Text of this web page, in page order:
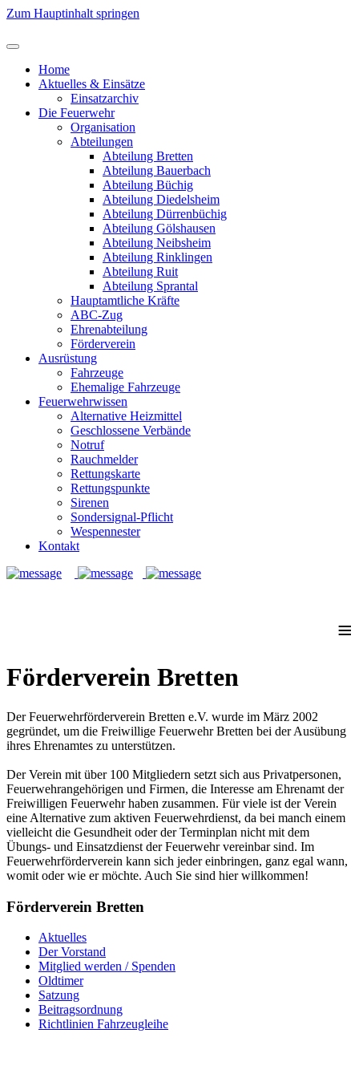
Zum Hauptinhalt springen
Home
Aktuelles & Einsätze
Einsatzarchiv
Die Feuerwehr
Organisation
Abteilungen
Abteilung Bretten
Abteilung Bauerbach
Abteilung Büchig
Abteilung Diedelsheim
Abteilung Dürrenbüchig
Abteilung Gölshausen
Abteilung Neibsheim
Abteilung Rinklingen
Abteilung Ruit
Abteilung Sprantal
Hauptamtliche Kräfte
ABC-Zug
Ehrenabteilung
Förderverein
Ausrüstung
Fahrzeuge
Ehemalige Fahrzeuge
Feuerwehrwissen
Alternative Heizmittel
Geschlossene Verbände
Notruf
Rauchmelder
Rettungskarte
Rettungspunkte
Sirenen
Sondersignal-Pflicht
Wespennester
Kontakt
≡
Förderverein Bretten
Der Feuerwehrförderverein Bretten e.V. wurde im März 2002
gegründet, um die Freiwillige Feuerwehr Bretten bei der Ausübung
ihres Ehrenamtes zu unterstützen.
Der Verein mit über 100 Mitgliedern setzt sich aus Privatpersonen,
Feuerwehrangehörigen und Firmen, die Interesse am Ehrenamt der
Freiwilligen Feuerwehr haben zusammen. Für viele ist der Verein
eine Alternative zum aktiven Feuerwehrdienst, da bei manch einem
vielleicht die Gesundheit oder der Terminplan nicht mit dem
Übungs- und Einsatzdienst der Feuerwehr vereinbar sind. Im
Feuerwehrförderverein kann sich jeder einbringen, ganz egal wann,
womit oder wie er möchte. Auch Sie sind hier willkommen!
Förderverein Bretten
Aktuelles
Der Vorstand
Mitglied werden / Spenden
Oldtimer
Satzung
Beitragsordnung
Richtlinien Fahrzeugleihe